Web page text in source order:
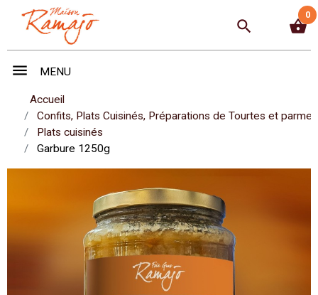
search shopping_basket
0
menu MENU
Accueil
Confits, Plats Cuisinés, Préparations de Tourtes et
Plats cuisinés
Garbure 1250g